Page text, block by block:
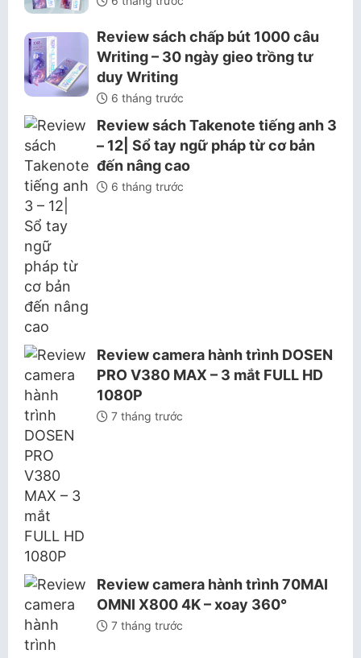
Review sách chấp bút 1000 câu
Writing – 30 ngày gieo trồng tư
duy Writing
6 tháng trước
Review sách Takenote tiếng anh 3
– 12| Sổ tay ngữ pháp từ cơ bản
đến nâng cao
6 tháng trước
Review camera hành trình DOSEN
PRO V380 MAX – 3 mắt FULL HD
1080P
7 tháng trước
Review camera hành trình 70MAI
OMNI X800 4K – xoay 360°
7 tháng trước